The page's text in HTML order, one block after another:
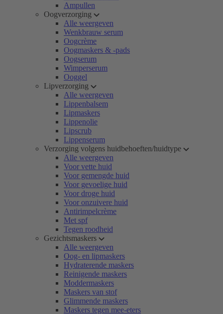
Ampullen
Oogverzorging
Alle weergeven
Wenkbrauw serum
Oogcrème
Oogmaskers & -pads
Oogserum
Wimperserum
Ooggel
Lipverzorging
Alle weergeven
Lippenbalsem
Lipmaskers
Lippenolie
Lipscrub
Lippenserum
Verzorging volgens huidbehoeften/huidtype
Alle weergeven
Voor vette huid
Voor gemengde huid
Voor gevoelige huid
Voor droge huid
Voor onzuivere huid
Antirimpelcrème
Met spf
Tegen roodheid
Gezichtsmaskers
Alle weergeven
Oog- en lipmaskers
Hydraterende maskers
Reinigende maskers
Moddermaskers
Maskers van stof
Glimmende maskers
Maskers tegen mee-eters